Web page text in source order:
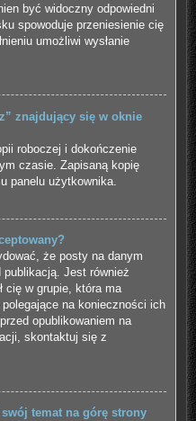
być widoczny odpowiedni
spowoduje przeniesienie cię
umożliwi wysłanie
znajdujący się w oknie
roboczej i dokończenie
czasie. Zapisaną kopię
panelu użytkownika.
że posty na danym
publikacją. Jest również
cię w grupie, która ma
na konieczności ich
opublikowaniem na
skontaktuj się z
temat na górę strony